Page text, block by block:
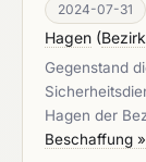
2024-07-31
Hagen (
Gegenstand
Hagen der
Beschaffung »